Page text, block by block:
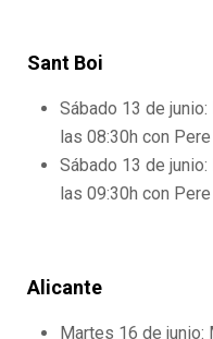
Sant Boi
Sábado 13 de
las 08:30h con
Sábado 13 de
las 09:30h con
Alicante
Martes 16 de junio: